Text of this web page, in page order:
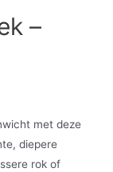
–
met deze
diepere
rok of